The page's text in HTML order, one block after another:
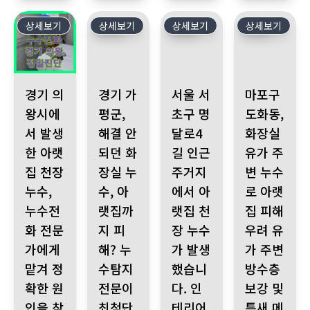
399
상세보기
경기 의
왕시에
서 발생
한 아랫
집 천장
누수,
누수전
화 전문
가에게
맡겨 정
확한 원
398
상세보기
경기 가
평군,
해결 안
되던 화
장실 누
수, 아
랫집까
지 피
해? 누
수탐지
전문이
397
상세보기
서울 서
초구 명
달로4
길 인근
주거지
에서 아
랫집 천
장 누수
가 발생
했습니
다. 인
396
상세보기
마포구
도화동,
화장실
유가 주
변 누수
로 아랫
집 피해
우려 유
가 주변
방수층
보강 및